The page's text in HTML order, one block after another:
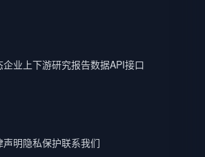
企业上下游研究报告数据API接口
声明隐私保护联系我们